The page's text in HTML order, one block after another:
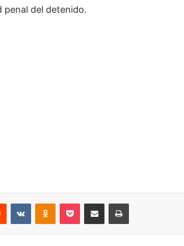
penal del detenido.
Reddit VKontakteOdnoklassniki
Pocket Share via Email Print